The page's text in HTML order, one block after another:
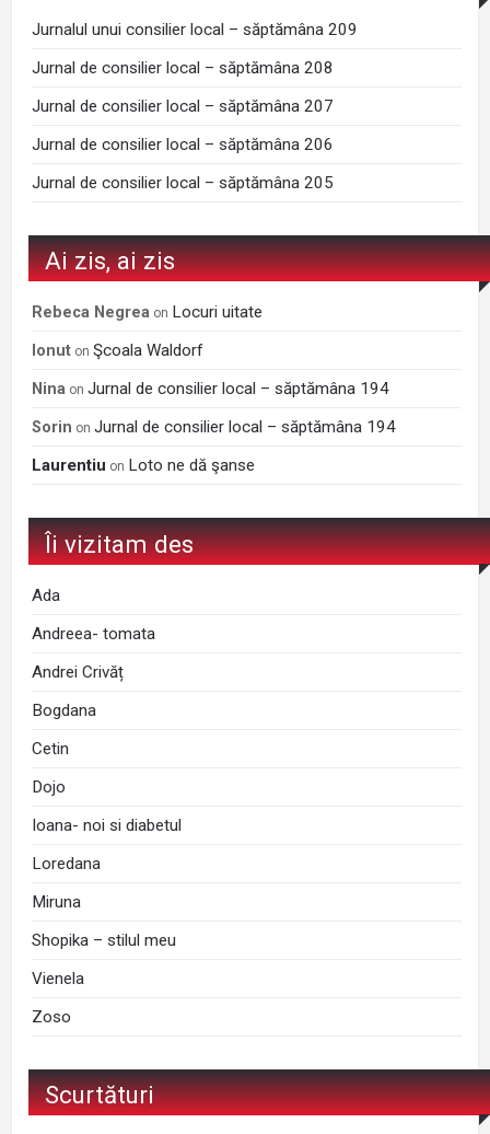
Jurnalul unui consilier local – săptămâna 209
Jurnal de consilier local – săptămâna 208
Jurnal de consilier local – săptămâna 207
Jurnal de consilier local – săptămâna 206
Jurnal de consilier local – săptămâna 205
Ai zis, ai zis
Rebeca Negrea on Locuri uitate
Ionut onŞcoala Waldorf
Nina onJurnal de consilier local – săptămâna 194
Sorin onJurnal de consilier local – săptămâna 194
Laurentiu on Loto ne dă şanse
Îi vizitam des
Ada
Andreea- tomata
Andrei Crivăț
Bogdana
Cetin
Dojo
Ioana- noi si diabetul
Loredana
Miruna
Shopika – stilul meu
Vienela
Zoso
Scurtături